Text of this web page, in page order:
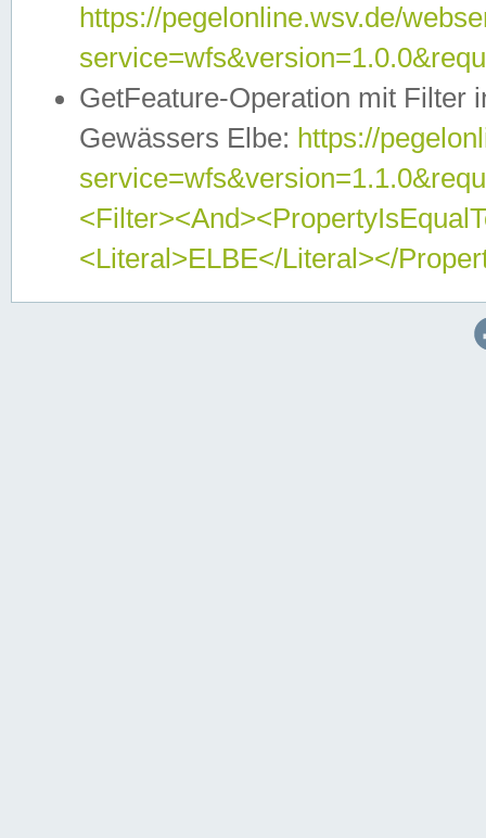
https://pegelonline.wsv.de/
GetFeature-Operation mit Filter
Gewässers Elbe: https://
<Literal>ELBE</Literal></